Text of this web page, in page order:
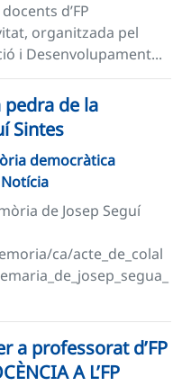
d’FP
organitzada pel
i Desenvolupament...
pedra de la
Sintes
democràtica
Notícia
de Josep Seguí
ca/acte_de_colal
a professorat d’FP
A L’FP